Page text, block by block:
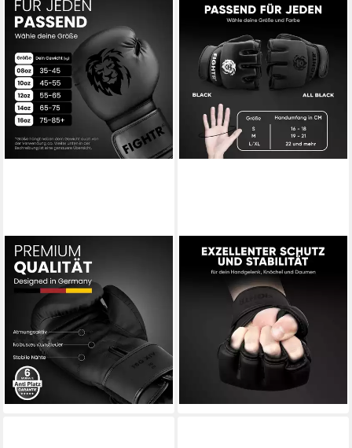
FIGHTR
Boxhandschuhe FBG XIV –
Stabil & komfortabel für
Boxen, Kickboxen, MMA &
Sparring
(7)
44,90 €
lieferbar - in 2-3 Werktagen bei dir
FIGHTR
MMA-Handschuhe aus
Kunstleder – leicht & flexibel
für Mixed Martial Arts
39,90 €
(39,90 €/ 1 Paar)
lieferbar - in 2-3 Werktagen bei dir